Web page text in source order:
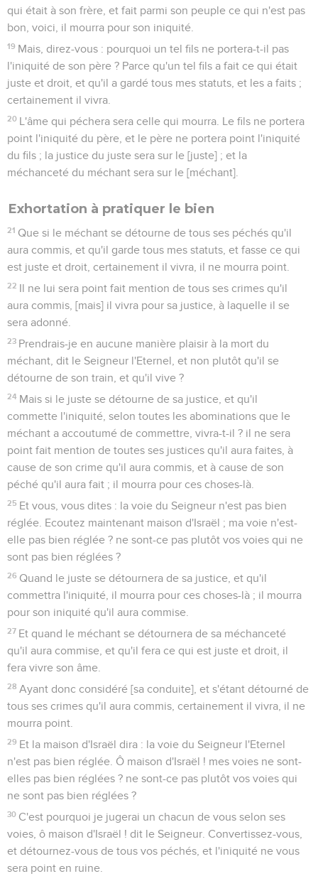
qui était à son frère, et fait parmi son peuple ce qui n'est pas
bon, voici, il mourra pour son iniquité.
19 Mais, direz-vous : pourquoi un tel fils ne portera-t-il pas
l'iniquité de son père ? Parce qu'un tel fils a fait ce qui était
juste et droit, et qu'il a gardé tous mes statuts, et les a faits ;
certainement il vivra.
20 L'âme qui péchera sera celle qui mourra. Le fils ne portera
point l'iniquité du père, et le père ne portera point l'iniquité
du fils ; la justice du juste sera sur le [juste] ; et la
méchanceté du méchant sera sur le [méchant].
Exhortation à pratiquer le bien
21 Que si le méchant se détourne de tous ses péchés qu'il
aura commis, et qu'il garde tous mes statuts, et fasse ce qui
est juste et droit, certainement il vivra, il ne mourra point.
22 Il ne lui sera point fait mention de tous ses crimes qu'il
aura commis, [mais] il vivra pour sa justice, à laquelle il se
sera adonné.
23 Prendrais-je en aucune manière plaisir à la mort du
méchant, dit le Seigneur l'Eternel, et non plutôt qu'il se
détourne de son train, et qu'il vive ?
24 Mais si le juste se détourne de sa justice, et qu'il
commette l'iniquité, selon toutes les abominations que le
méchant a accoutumé de commettre, vivra-t-il ? il ne sera
point fait mention de toutes ses justices qu'il aura faites, à
cause de son crime qu'il aura commis, et à cause de son
péché qu'il aura fait ; il mourra pour ces choses-là.
25 Et vous, vous dites : la voie du Seigneur n'est pas bien
réglée. Ecoutez maintenant maison d'Israël ; ma voie n'est-
elle pas bien réglée ? ne sont-ce pas plutôt vos voies qui ne
sont pas bien réglées ?
26 Quand le juste se détournera de sa justice, et qu'il
commettra l'iniquité, il mourra pour ces choses-là ; il mourra
pour son iniquité qu'il aura commise.
27 Et quand le méchant se détournera de sa méchanceté
qu'il aura commise, et qu'il fera ce qui est juste et droit, il
fera vivre son âme.
28 Ayant donc considéré [sa conduite], et s'étant détourné de
tous ses crimes qu'il aura commis, certainement il vivra, il ne
mourra point.
29 Et la maison d'Israël dira : la voie du Seigneur l'Eternel
n'est pas bien réglée. Ô maison d'Israël ! mes voies ne sont-
elles pas bien réglées ? ne sont-ce pas plutôt vos voies qui
ne sont pas bien réglées ?
30 C'est pourquoi je jugerai un chacun de vous selon ses
voies, ô maison d'Israël ! dit le Seigneur. Convertissez-vous,
et détournez-vous de tous vos péchés, et l'iniquité ne vous
sera point en ruine.